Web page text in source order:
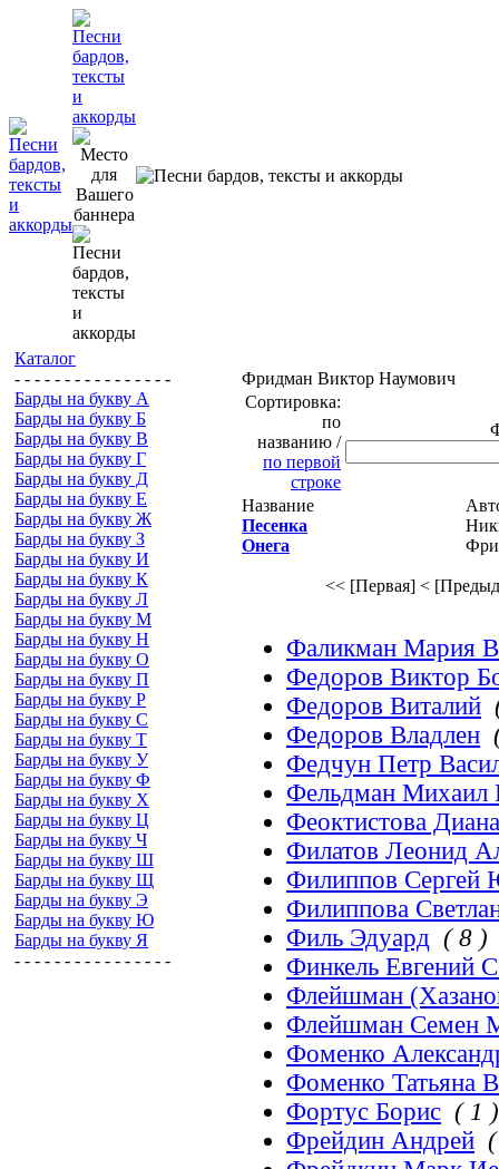
Каталог
- - - - - - - - - - - - - - - -
Барды на букву А
Барды на букву Б
Барды на букву В
Барды на букву Г
Барды на букву Д
Барды на букву Е
Барды на букву Ж
Барды на букву З
Барды на букву И
Барды на букву К
Барды на букву Л
Барды на букву М
Барды на букву Н
Барды на букву О
Барды на букву П
Барды на букву Р
Барды на букву С
Барды на букву Т
Барды на букву У
Барды на букву Ф
Барды на букву Х
Барды на букву Ц
Барды на букву Ч
Барды на букву Ш
Барды на букву Щ
Барды на букву Э
Барды на букву Ю
Барды на букву Я
- - - - - - - - - - - - - - - -
Фридман Виктор Наумович
Сортировка:
по
названию /
по первой
строке
Название
Песенка
Онега
<< [Первая] <
Фаликман Мария
Федоров Виктор
Федоров Виталий
Федоров Владлен
Федчун Петр
Фельдман Михаил
Феоктистова
Филатов Леонид
Филиппов Сергей
Филиппова
Филь Эдуард ( 8 )
Финкель Евгений
Флейшман
Флейшман Семен
Фоменко
Фоменко Татьяна
Фортус Борис ( 1 )
Фрейдин Андрей